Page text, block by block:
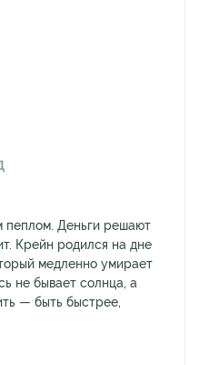
пеплом. Деньги решают
Крейн родился на дне
медленно умирает
не бывает солнца, а
— быть быстрее,